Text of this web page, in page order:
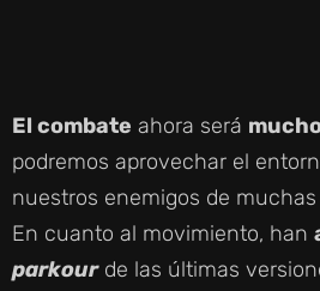
El combate ahora será
podremos aprovechar el
nuestros enemigos de
En cuanto al movimiento, han
parkourde las últimas